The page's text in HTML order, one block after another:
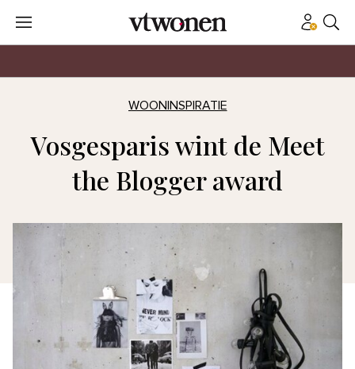
WOONINSPIRATIE
Vosgesparis wint de Meet
the Blogger award